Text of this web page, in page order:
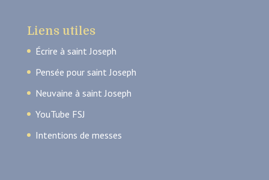
Liens utiles
Écrire à saint Joseph
Pensée pour saint Joseph
Neuvaine à saint Joseph
YouTube FSJ
Intentions de messes